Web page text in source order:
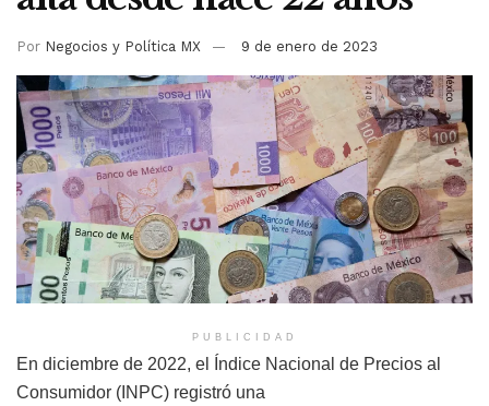
Por Negocios y Política MX 9 de enero de 2023
PUBLICIDAD
En diciembre de 2022, el Índice Nacional de Precios al
Consumidor (INPC) registró una